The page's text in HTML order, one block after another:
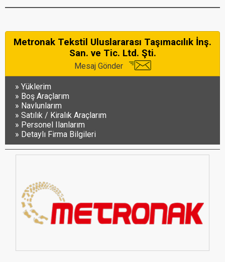
Metronak Tekstil Uluslararası Taşımacılık İnş.
San. ve Tic. Ltd. Şti.
Mesaj Gönder
Yüklerim
Boş Araçlarım
Navlunlarım
Satılık / Kiralık Araçlarım
Personel Ilanlarım
Detaylı Firma Bilgileri